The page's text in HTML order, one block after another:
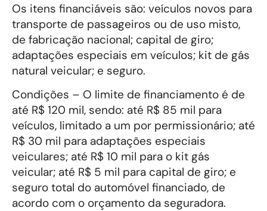
Os itens financiáveis são: veículos novos para
transporte de passageiros ou de uso misto,
de fabricação nacional; capital de giro;
adaptações especiais em veículos; kit de gás
natural veicular; e seguro.
Condições – O limite de financiamento é de
até R$ 120 mil, sendo: até R$ 85 mil para
veículos, limitado a um por permissionário; até
R$ 30 mil para adaptações especiais
veiculares; até R$ 10 mil para o kit gás
veicular; até R$ 5 mil para capital de giro; e
seguro total do automóvel financiado, de
acordo com o orçamento da seguradora.